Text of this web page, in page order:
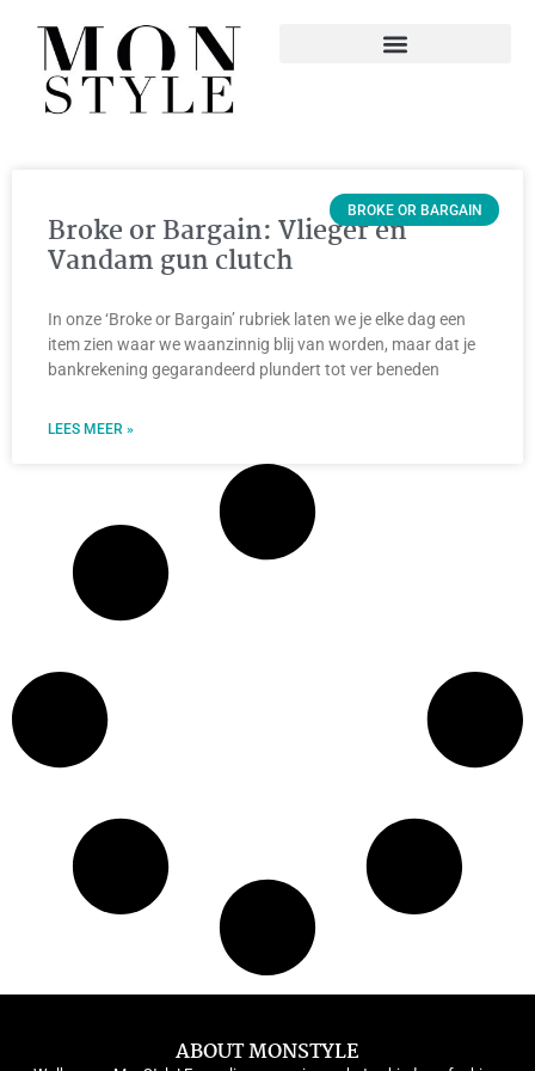
BROKE OR BARGAIN
Broke or Bargain: Vlieger en
Vandam gun clutch
In onze ‘Broke or Bargain’ rubriek laten we je elke dag een
item zien waar we waanzinnig blij van worden, maar dat je
bankrekening gegarandeerd plundert tot ver beneden
LEES MEER »
ABOUT MONSTYLE